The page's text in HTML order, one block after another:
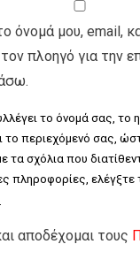
όνομά μου, email,
πλοηγό για την
το όνομά σας, το
το περιεχόμενό σας,
σχόλια που
πληροφορίες, ελέγξτε
αποδέχομαι τους